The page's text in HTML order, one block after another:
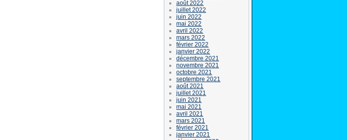
août 2022
juillet 2022
juin 2022
mai 2022
avril 2022
mars 2022
février 2022
janvier 2022
décembre 2021
novembre 2021
octobre 2021
septembre 2021
août 2021
juillet 2021
juin 2021
mai 2021
avril 2021
mars 2021
février 2021
janvier 2021